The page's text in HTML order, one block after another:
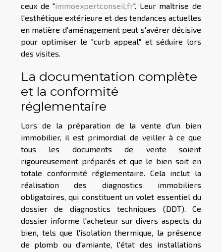
ceux de "immoexpertconseil.fr". Leur maîtrise de
l'esthétique extérieure et des tendances actuelles
en matière d'aménagement peut s'avérer décisive
pour optimiser le "curb appeal" et séduire lors
des visites.
La documentation complète
et la conformité
réglementaire
Lors de la préparation de la vente d'un bien
immobilier, il est primordial de veiller à ce que
tous les documents de vente soient
rigoureusement préparés et que le bien soit en
totale conformité réglementaire. Cela inclut la
réalisation des diagnostics immobiliers
obligatoires, qui constituent un volet essentiel du
dossier de diagnostics techniques (DDT). Ce
dossier informe l'acheteur sur divers aspects du
bien, tels que l'isolation thermique, la présence
de plomb ou d'amiante, l'état des installations